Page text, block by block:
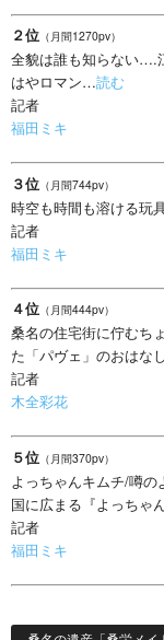
２位 （月間1270pv）
全貌は誰も知らない….
はやロマン…読む
記者
福田ミキ
３位 （月間744pv）
時空も時間も溶ける玩
記者
福田ミキ
４位 （月間444pv）
桑名の住宅街に佇むち
た「パヴェ」のおはな
記者
木全彩花
５位 （月間370pv）
よっちゃんキムチ/噂
国に広まる『よっちゃ
記者
福田ミキ